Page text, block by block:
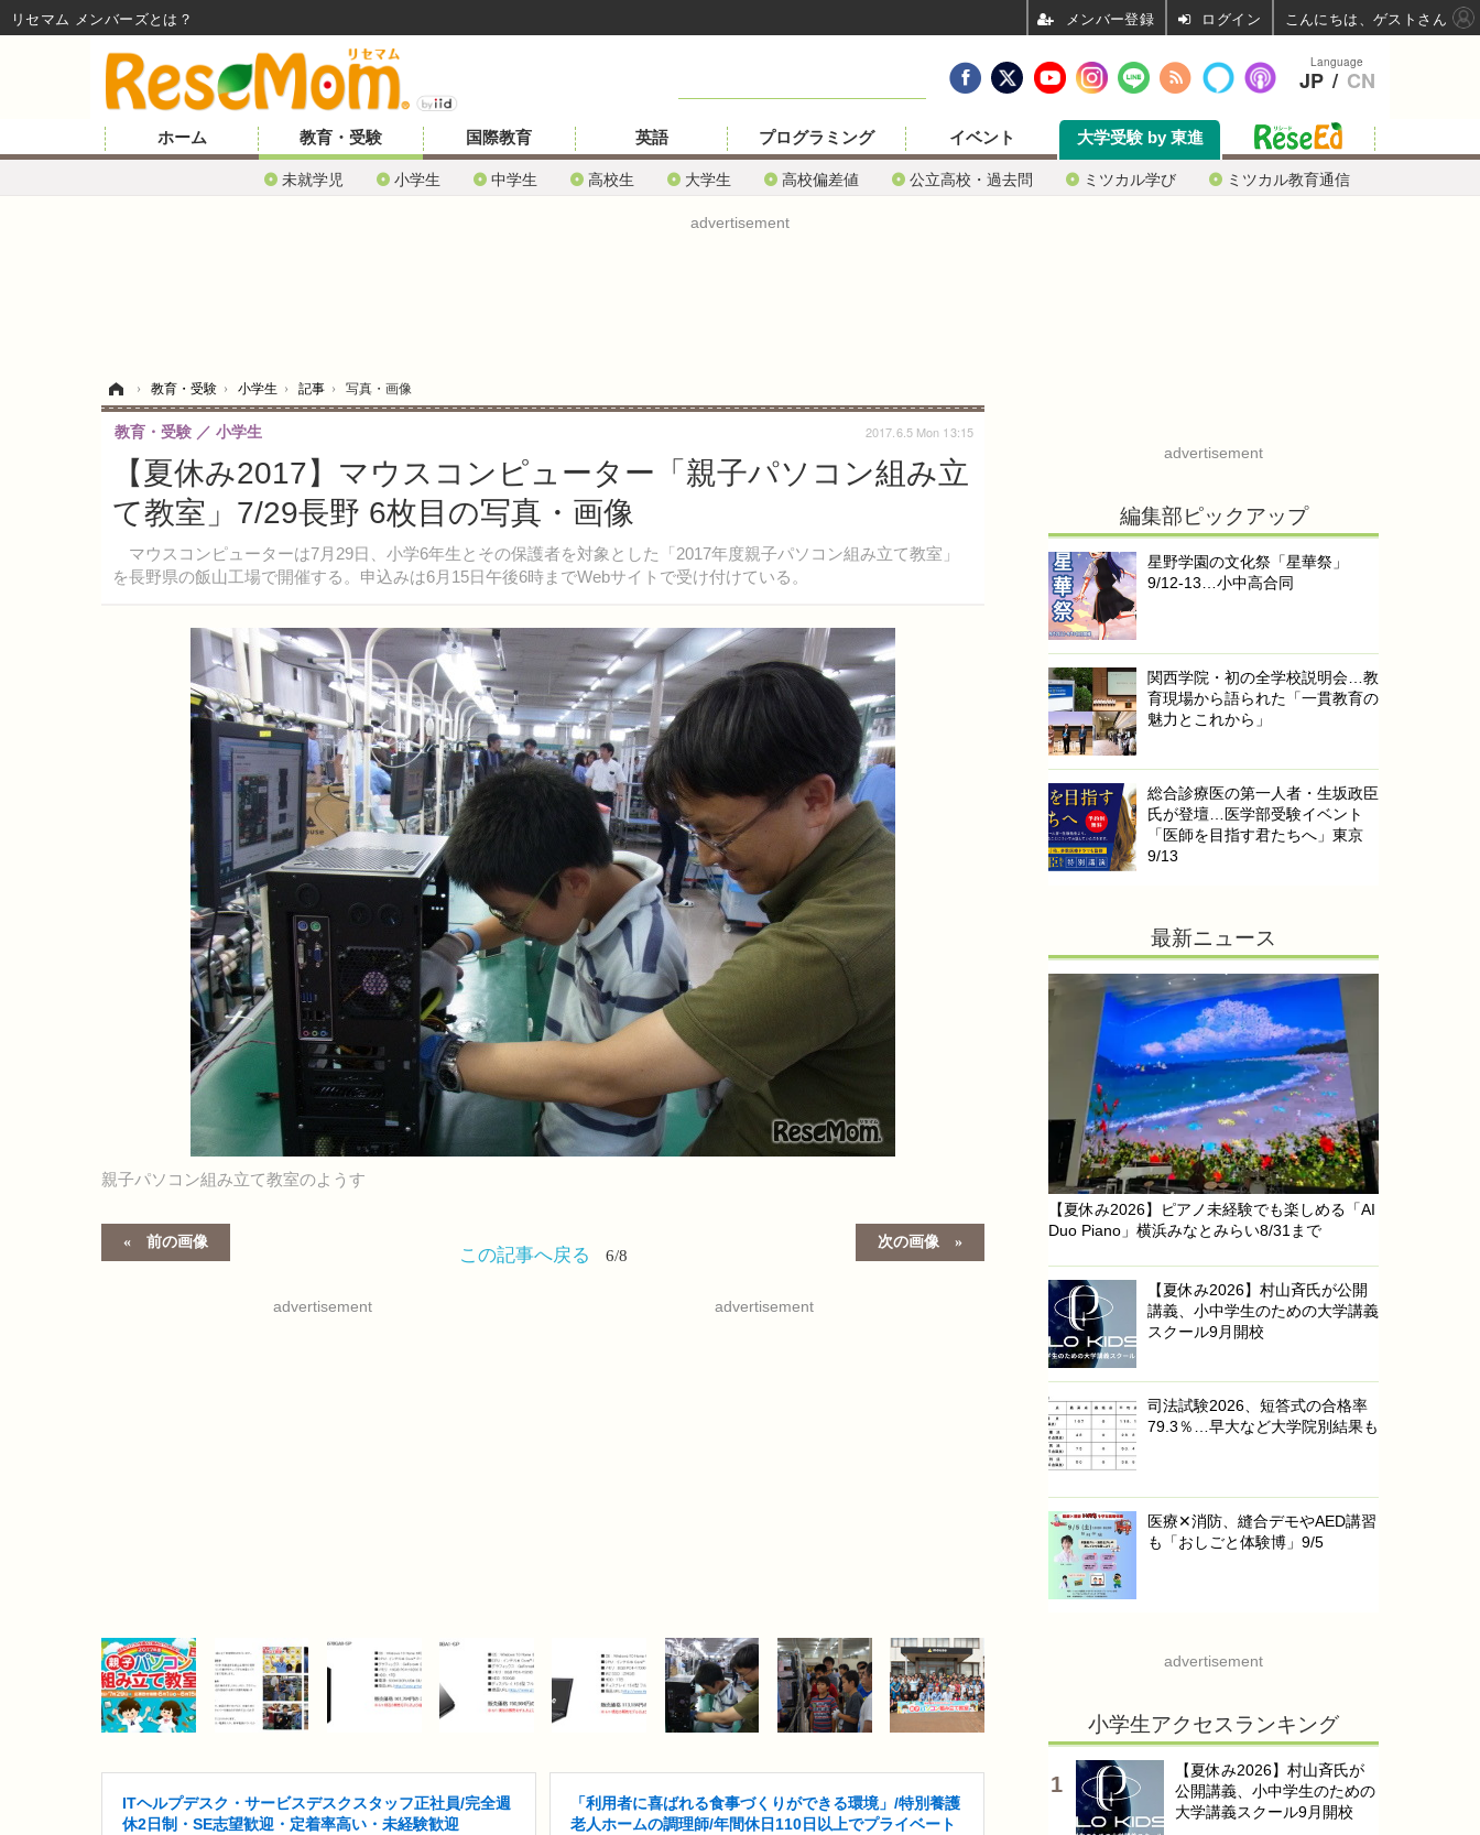
ホーム 教育・受験
未就学児 小学生 中学生 高校生 大学生 高校偏差値 公立高校・過去問 ミツカル学び ミツカル教育通信
国際教育 英語 プログラミング イベント 大学受験 by 東進
advertisement
› 教育・受験 › 小学生 › 記事 › 写真・画像
【夏休み2017】マウスコンピューター「親子パソコン組み立
て教室」7/29長野 6枚目の写真・画像
マウスコンピューターは7月29日、小学6年生とその保護者を対象とした「2017年度親子パソコン組み立て教室」
を長野県の飯山工場で開催する。申込みは6月15日午後6時までWebサイトで受け付けている。
教育・受験 小学生 2017.6.5 Mon 13:15
親子パソコン組み立て教室のようす
前の画像 次の画像
この記事へ戻る 6/8
advertisement advertisement
ITヘルプデスク・サービスデスクスタッフ正社員/完全週
休2日制・SE志望歓迎・定着率高い・未経験歓迎
「利用者に喜ばれる食事づくりができる環境」/特別養護
老人ホームの調理師/年間休日110日以上でプライベート
advertisement
編集部ピックアップ
星野学園の文化祭「星華祭」
9/12-13…小中高合同
関西学院・初の全学校説明会…教
育現場から語られた「一貫教育の
魅力とこれから」
総合診療医の第一人者・生坂政臣
氏が登壇…医学部受験イベント
「医師を目指す君たちへ」東京
9/13
最新ニュース
【夏休み2026】ピアノ未経験でも楽しめる「AI
Duo Piano」横浜みなとみらい8/31まで
【夏休み2026】村山斉氏が公開
講義、小中学生のための大学講義
スクール9月開校
司法試験2026、短答式の合格率
79.3％…早大など大学院別結果も
医療✕消防、縫合デモやAED講習
も「おしごと体験博」9/5
advertisement
小学生アクセスランキング
【夏休み2026】村山斉氏が
公開講義、小中学生のための
大学講義スクール9月開校
Language
JP / CN
リセマム メンバーズ ログイン こんにちは、ゲストさん